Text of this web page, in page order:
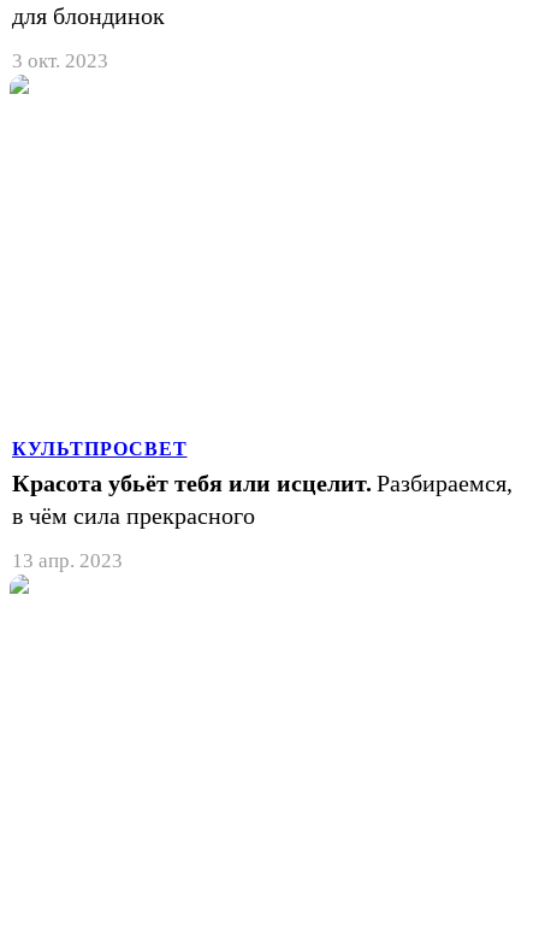
для блондинок
3 окт. 2023
КУЛЬТПРОСВЕТ
Красота убьёт тебя или исцелит. Разбираемся,
в чём сила прекрасного
13 апр. 2023